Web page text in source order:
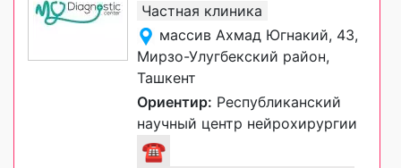
Частная клиника
массив Ахмад Югнакий, 43,
Мирзо-Улугбекский район,
Ташкент
Ориентир: Республиканский
научный центр нейрохирургии
☎